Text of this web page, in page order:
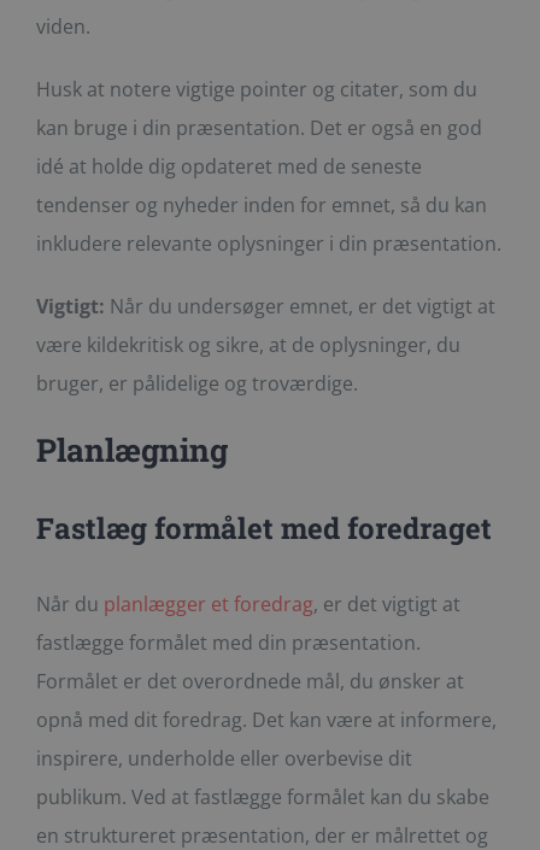
viden.
Husk at notere vigtige pointer og citater, som du
kan bruge i din præsentation. Det er også en god
idé at holde dig opdateret med de seneste
tendenser og nyheder inden for emnet, så du kan
inkludere relevante oplysninger i din præsentation.
Vigtigt: Når du undersøger emnet, er det vigtigt at
være kildekritisk og sikre, at de oplysninger, du
bruger, er pålidelige og troværdige.
Planlægning
Fastlæg formålet med foredraget
Når du planlægger et foredrag, er det vigtigt at
fastlægge formålet med din præsentation.
Formålet er det overordnede mål, du ønsker at
opnå med dit foredrag. Det kan være at informere,
inspirere, underholde eller overbevise dit
publikum. Ved at fastlægge formålet kan du skabe
en struktureret præsentation, der er målrettet og